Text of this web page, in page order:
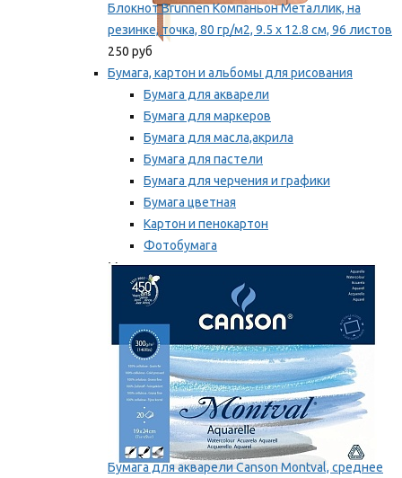
Блокнот Brunnen Компаньон Металлик, на
резинке, точка, 80 гр/м2, 9.5 х 12.8 см, 96 листов
250 руб
Бумага, картон и альбомы для рисования
Бумага для акварели
Бумага для маркеров
Бумага для масла,акрила
Бумага для пастели
Бумага для черчения и графики
Бумага цветная
Картон и пенокартон
Фотобумага
Мы рекомендуем
Бумага для акварели Canson Montval, среднее